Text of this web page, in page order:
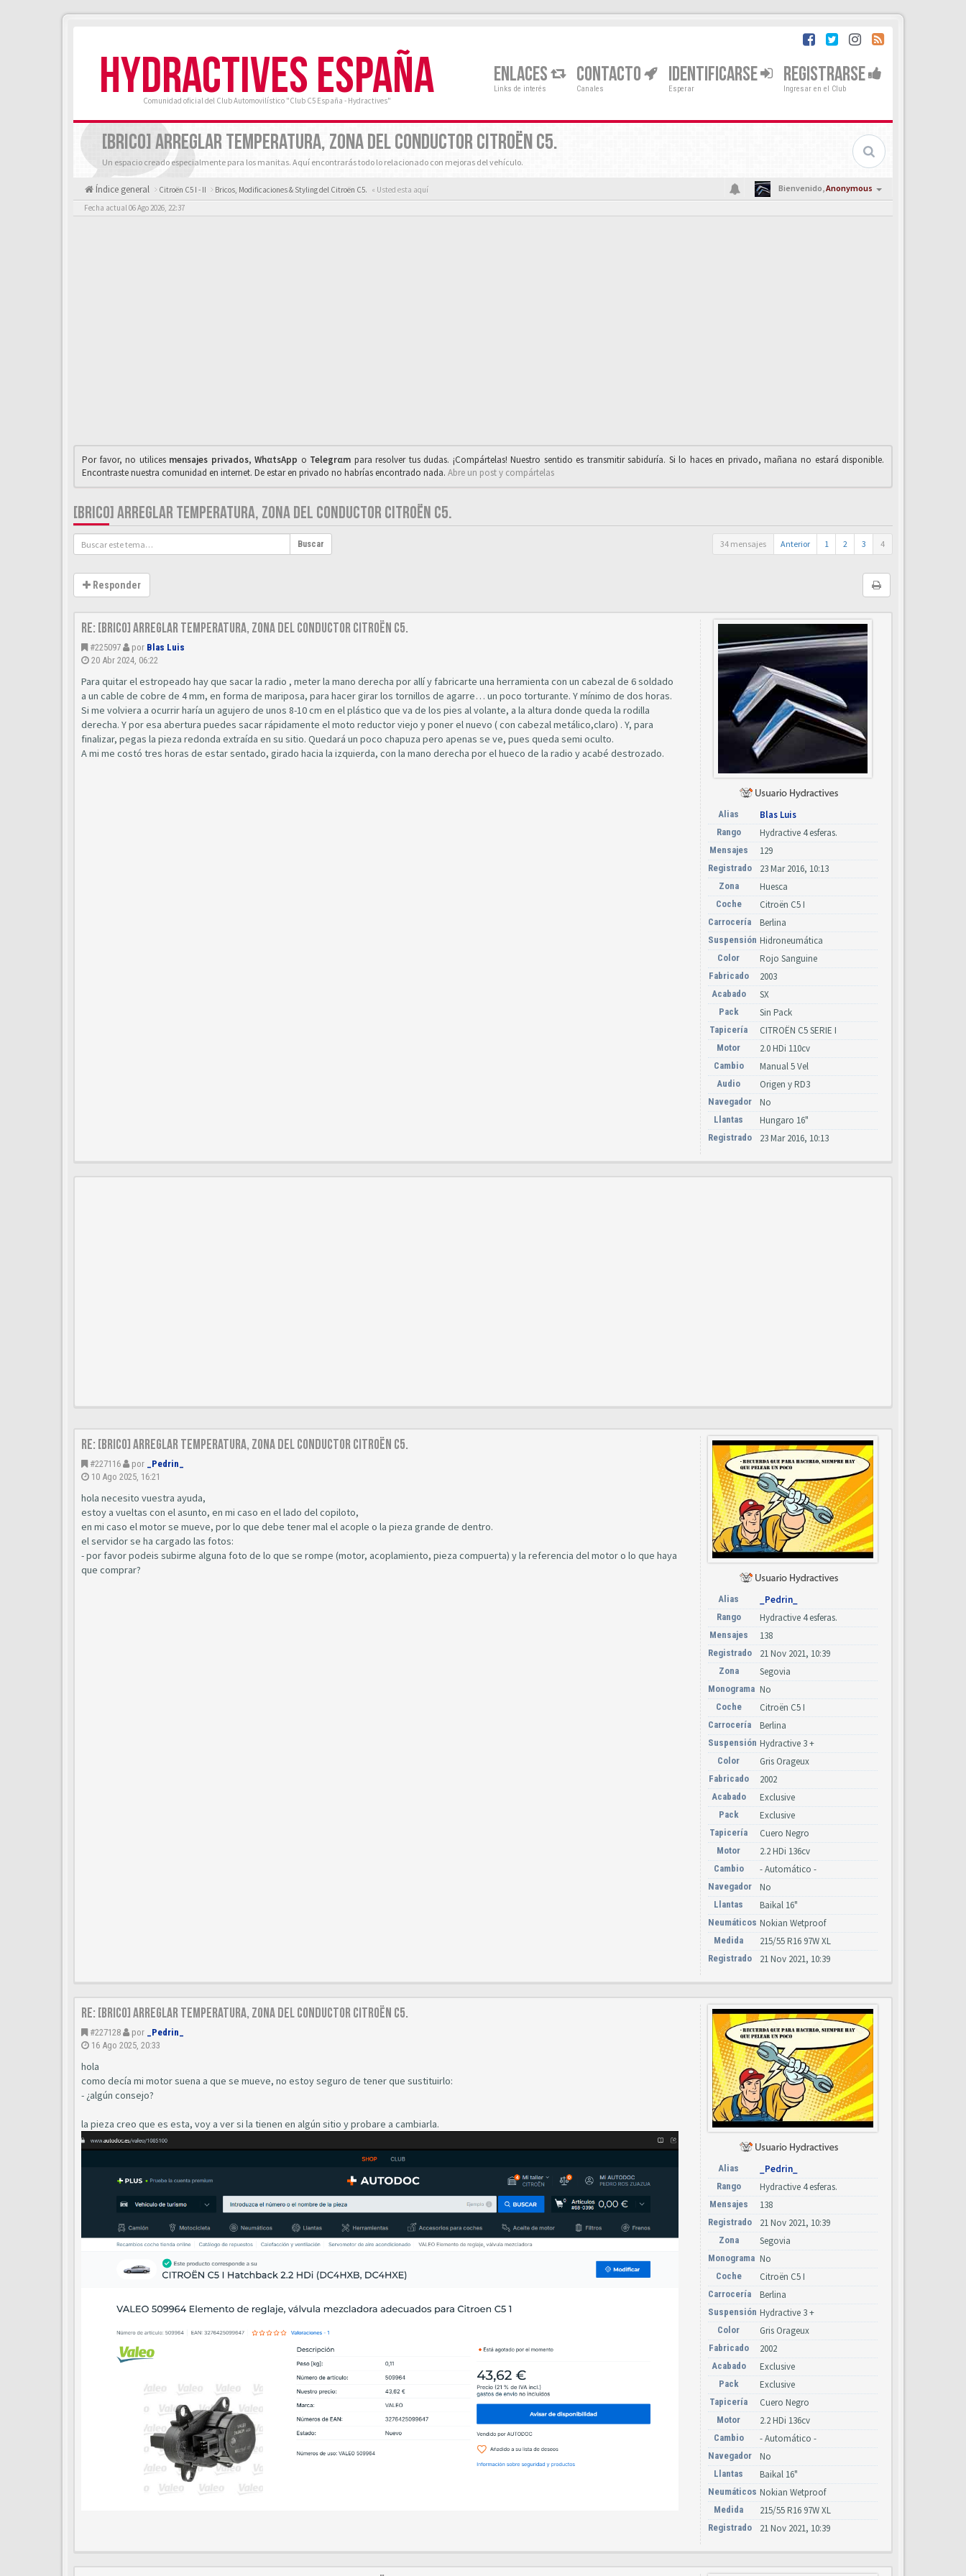
HYDRACTIVES ESPAÑA
Comunidad oficial del Club Automovilístico "Club C5 España - Hydractives"
ENLACES
Links de interés
CONTACTO
Canales
IDENTIFICARSE
Esperar
REGISTRARSE
Ingresar en el Club
[BRICO] ARREGLAR TEMPERATURA, ZONA DEL CONDUCTOR CITROËN C5.
Un espacio creado especialmente para los manitas. Aquí encontrarás todo lo relacionado con mejoras del vehículo.
Índice general Citroën C5 I - II Bricos, Modificaciones & Styling del Citroën C5. « Usted esta aquí Bienvenido,Anonymous
Fecha actual 06 Ago 2026, 22:37
Por favor, no utilices mensajes privados,WhαtsApp o Telegrαm para resolver tus dudas. ¡Compártelas! Nuestro sentido es transmitir sabiduría. Si lo haces en privado, mañana no estará disponible.
Encontraste nuestra comunidad en internet. De estar en privado no habrías encontrado nada. Abre un post y compártelas
[BRICO] ARREGLAR TEMPERATURA, ZONA DEL CONDUCTOR CITROËN C5.
Buscar 34 mensajes Anterior 1 2 3 4
Responder
Re: [Brico] Arreglar temperatura, zona del conductor Citroën C5.
#225097 por Blas Luis
20 Abr 2024, 06:22
Para quitar el estropeado hay que sacar la radio , meter la mano derecha por allí y fabricarte una herramienta con un cabezal de 6 soldado
a un cable de cobre de 4 mm, en forma de mariposa, para hacer girar los tornillos de agarre… un poco torturante. Y mínimo de dos horas.
Si me volviera a ocurrir haría un agujero de unos 8-10 cm en el plástico que va de los pies al volante, a la altura donde queda la rodilla
derecha. Y por esa abertura puedes sacar rápidamente el moto reductor viejo y poner el nuevo ( con cabezal metálico,claro) . Y, para
finalizar, pegas la pieza redonda extraída en su sitio. Quedará un poco chapuza pero apenas se ve, pues queda semi oculto.
A mi me costó tres horas de estar sentado, girado hacia la izquierda, con la mano derecha por el hueco de la radio y acabé destrozado.
Alias Blas Luis
Rango Hydractive 4 esferas.
Mensajes 129
Registrado 23 Mar 2016, 10:13
Zona Huesca
Coche Citroën C5 I
Carrocería Berlina
Suspensión Hidroneumática
Color Rojo Sanguine
Fabricado 2003
Acabado SX
Pack Sin Pack
Tapicería CITROËN C5 SERIE I
Motor 2.0 HDi 110cv
Cambio Manual 5 Vel
Audio Origen y RD3
Navegador No
Llantas Hungaro 16"
Registrado 23 Mar 2016, 10:13
Re: [Brico] Arreglar temperatura, zona del conductor Citroën C5.
#227116 por _Pedrin_
10 Ago 2025, 16:21
hola necesito vuestra ayuda,
estoy a vueltas con el asunto, en mi caso en el lado del copiloto,
en mi caso el motor se mueve, por lo que debe tener mal el acople o la pieza grande de dentro.
el servidor se ha cargado las fotos:
- por favor podeis subirme alguna foto de lo que se rompe (motor, acoplamiento, pieza compuerta) y la referencia del motor o lo que haya
que comprar?
Alias _Pedrin_
Rango Hydractive 4 esferas.
Mensajes 138
Registrado 21 Nov 2021, 10:39
Zona Segovia
Monograma No
Coche Citroën C5 I
Carrocería Berlina
Suspensión Hydractive 3 +
Color Gris Orageux
Fabricado 2002
Acabado Exclusive
Pack Exclusive
Tapicería Cuero Negro
Motor 2.2 HDi 136cv
Cambio - Automático -
Navegador No
Llantas Baikal 16"
Neumáticos Nokian Wetproof
Medida 215/55 R16 97W XL
Registrado 21 Nov 2021, 10:39
Re: [Brico] Arreglar temperatura, zona del conductor Citroën C5.
#227128 por _Pedrin_
16 Ago 2025, 20:33
hola
como decía mi motor suena a que se mueve, no estoy seguro de tener que sustituirlo:
- ¿algún consejo?
la pieza creo que es esta, voy a ver si la tienen en algún sitio y probare a cambiarla.
Alias _Pedrin_
Rango Hydractive 4 esferas.
Mensajes 138
Registrado 21 Nov 2021, 10:39
Zona Segovia
Monograma No
Coche Citroën C5 I
Carrocería Berlina
Suspensión Hydractive 3 +
Color Gris Orageux
Fabricado 2002
Acabado Exclusive
Pack Exclusive
Tapicería Cuero Negro
Motor 2.2 HDi 136cv
Cambio - Automático -
Navegador No
Llantas Baikal 16"
Neumáticos Nokian Wetproof
Medida 215/55 R16 97W XL
Registrado 21 Nov 2021, 10:39